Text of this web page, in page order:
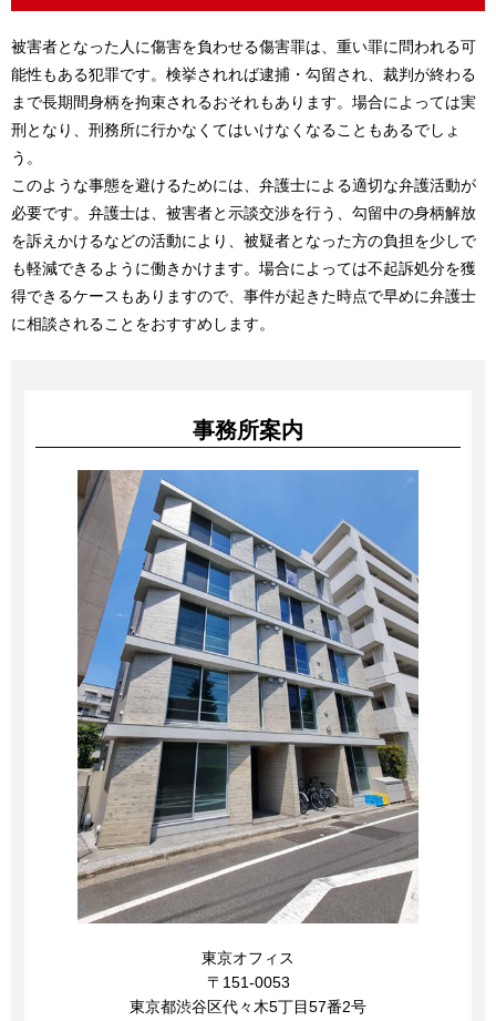
被害者となった人に傷害を負わせる傷害罪は、重い罪に問われる可
能性もある犯罪です。検挙されれば逮捕・勾留され、裁判が終わる
まで長期間身柄を拘束されるおそれもあります。場合によっては実
刑となり、刑務所に行かなくてはいけなくなることもあるでしょ
う。
このような事態を避けるためには、弁護士による適切な弁護活動が
必要です。弁護士は、被害者と示談交渉を行う、勾留中の身柄解放
を訴えかけるなどの活動により、被疑者となった方の負担を少しで
も軽減できるように働きかけます。場合によっては不起訴処分を獲
得できるケースもありますので、事件が起きた時点で早めに弁護士
に相談されることをおすすめします。
事務所案内
東京オフィス
〒151-0053
東京都渋谷区代々木5丁目57番2号